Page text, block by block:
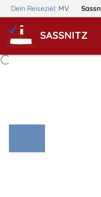
Dein Reiseziel: MV
SASSNITZ